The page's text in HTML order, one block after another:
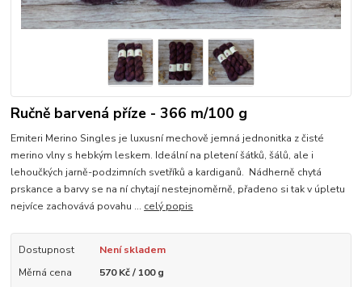
Ručně barvená příze - 366 m/100 g
Emiteri Merino Singles je luxusní mechově jemná jednonitka z čisté
merino vlny s hebkým leskem. Ideální na pletení šátků, šálů, ale i
lehoučkých jarně-podzimních svetříků a kardiganů. Nádherně chytá
prskance a barvy se na ní chytají nestejnoměrně, přadeno si tak v úpletu
nejvíce zachovává povahu ... celý popis
Dostupnost
Není skladem
Měrná cena
570 Kč / 100 g